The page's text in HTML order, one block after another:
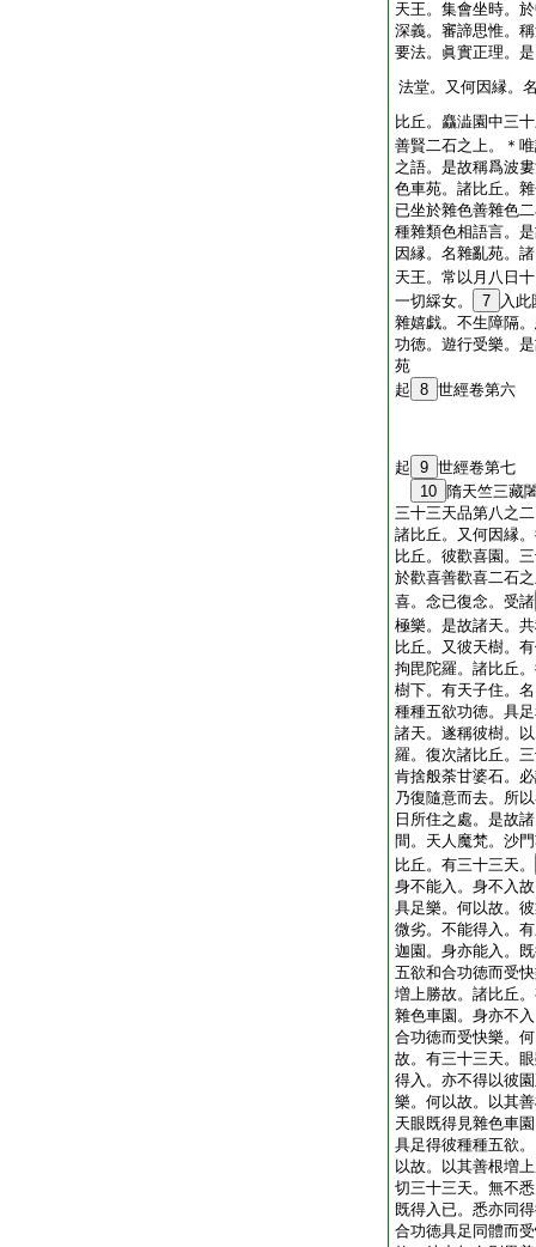
天王。集會坐時。
深義。審諦思惟。
要法。眞實正理。
法堂。又何因縁。
比丘。麤澁園中三
善賢二石之上。＊
之語。是故稱爲波
色車苑。諸比丘。
已坐於雜色善雜色
種雜類色相語言。
因縁。名雜亂苑。
天王。常以月八日
一切綵女。
7
入
雜嬉戯。不生障隔
功徳。遊行受樂。
苑
起 8 世經卷第六
起 9 世經卷第七
10 隋天竺三
三十三天品第八之二
諸比丘。又何因縁
比丘。彼歡喜園。
於歡喜善歡喜二石
喜。念已復念。受諸
極樂。是故諸天。
比丘。又彼天樹。
拘毘陀羅。諸比丘
樹下。有天子住。
種種五欲功徳。具
諸天。遂稱彼樹。
羅。復次諸比丘。
肯捨般荼甘婆石。
乃復隨意而去。所
日所住之處。是故
間。天人魔梵。沙
比丘。有三十三天。
身不能入。身不入
具足樂。何以故。
微劣。不能得入。
迦園。身亦能入。
五欲和合功徳而受
増上勝故。諸比丘
雜色車園。身亦不
合功徳而受快樂。
故。有三十三天。
得入。亦不得以彼
樂。何以故。以其
天眼既得見雜色車
具足得彼種種五欲
以故。以其善根増
切三十三天。無不
既得入已。悉亦同
合功徳具足同體而